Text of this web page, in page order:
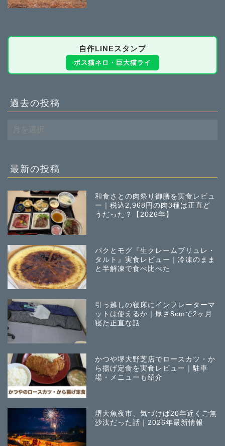
自作LINEスタンプ
ボス猫ネロ・巨大猫ライ
過去の投稿
去
稿
最新の投稿
和食さとの肉祭り御膳を実食レビュ
ー｜税込2,968円の肉3種は正直ど
うだった？【2026年】
パクとモグ『生クレームブリュレ・
タルト』実食レビュー｜冷凍のまま
と半解凍で食べ比べた
引っ越しの寝床にインフレーターマ
ットは使えるか｜厚さ8cmで2ヶ月
寝た正直な話
かつや堺大野芝店でロースカツ・か
ら揚げ定食を実食レビュー｜駐車
場・メニューも紹介
堺大魚夜市、気づけば20年近くご無
沙汰だった話｜2026年最新情報